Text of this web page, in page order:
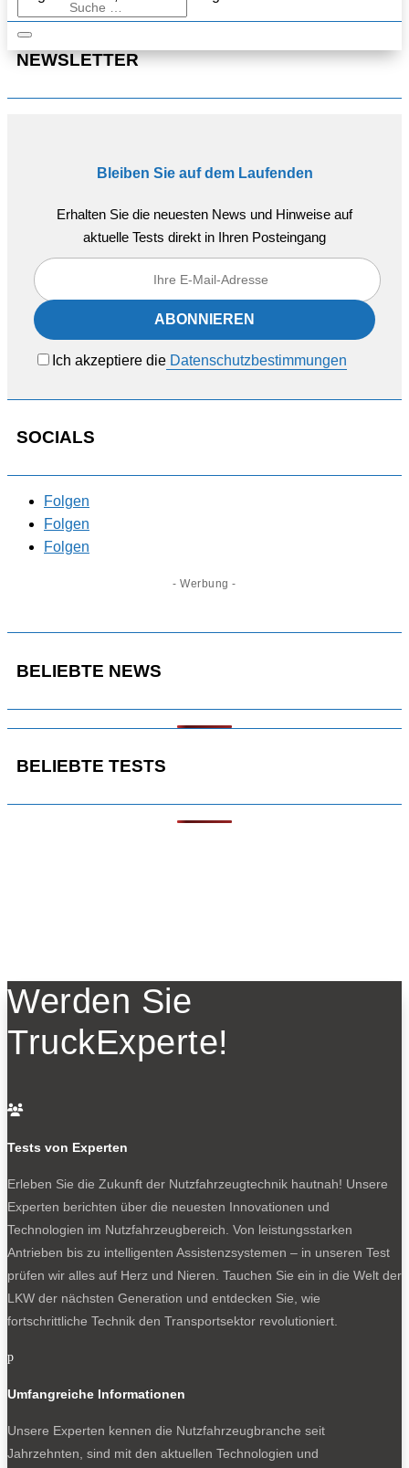
NEWSLETTER
Bleiben Sie auf dem Laufenden
Erhalten Sie die neuesten News und Hinweise auf
aktuelle Tests direkt in Ihren Posteingang
Ich akzeptiere die Datenschutzbestimmungen
SOCIALS
Folgen
Folgen
Folgen
- Werbung -
BELIEBTE NEWS
BELIEBTE TESTS
Werden Sie
TruckExperte!

Tests von Experten
Erleben Sie die Zukunft der Nutzfahrzeugtechnik hautnah! Unsere
Experten berichten über die neuesten Innovationen und
Technologien im Nutzfahrzeugbereich. Von leistungsstarken
Antrieben bis zu intelligenten Assistenzsystemen – in unseren Test
prüfen wir alles auf Herz und Nieren. Tauchen Sie ein in die Welt der
LKW der nächsten Generation und entdecken Sie, wie
fortschrittliche Technik den Transportsektor revolutioniert.
p
Umfangreiche Informationen
Unsere Experten kennen die Nutzfahrzeugbranche seit
Jahrzehnten, sind mit den aktuellen Technologien und